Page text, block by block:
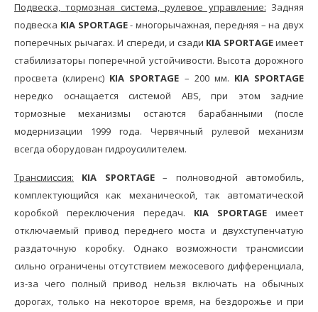
Подвеска, тормозная система, рулевое управление: Задняя
подвеска KIA SPORTAGE- многорычажная, передняя – на двух
поперечных рычагах. И спереди, и сзади KIA SPORTAGEимеет
стабилизаторы поперечной устойчивости. Высота дорожного
просвета (клиренс) KIA SPORTAGE – 200 мм. KIA SPORTAGE
нередко оснащается системой ABS, при этом задние
тормозные механизмы остаются барабанными (после
модернизации 1999 года. Червячный рулевой механизм
всегда оборудован гидроусилителем.
Трансмиссия: KIA SPORTAGE– полноводной автомобиль,
комплектующийся как механической, так автоматической
коробкой переключения передач. KIA SPORTAGE имеет
отключаемый привод переднего моста и двухступенчатую
раздаточную коробку. Однако возможности трансмиссии
сильно ограничены отсутствием межосевого дифференциала,
из-за чего полный привод нельзя включать на обычных
дорогах, только на некоторое время, на бездорожье и при